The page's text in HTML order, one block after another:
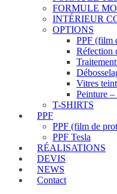
FORMULE
INTÉRIEUR
OPTIONS
PPF (film
Réfection
Vitres
Peinture –
T-SHIRTS
PPF
PPF (film de
PPF Tesla
RÉALISATIONS
DEVIS
NEWS
Contact